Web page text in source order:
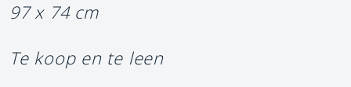
97 x 74 cm
Te koop en te leen